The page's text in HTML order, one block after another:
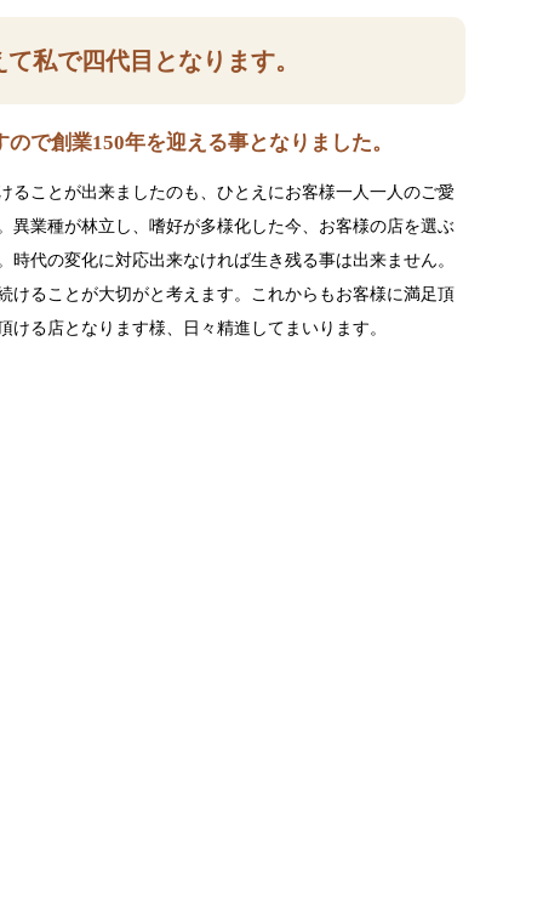
私で四代目となります。
で創業150年を迎える事となりました。
ることが出来ましたのも、ひとえにお客様一人一人のご愛
異業種が林立し、嗜好が多様化した今、お客様の店を選ぶ
代の変化に対応出来なければ生き残る事は出来ません。
けることが大切がと考えます。これからもお客様に満足頂
る店となります様、日々精進してまいります。